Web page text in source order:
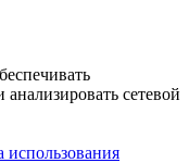
сетевой
использования